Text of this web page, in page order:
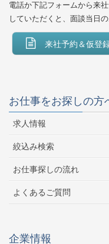
電話か下記フォームから来
していただくと、面談当日
来社予約＆仮登
お仕事をお探しの方
求人情報
絞込み検索
お仕事探しの流れ
よくあるご質問
企業情報